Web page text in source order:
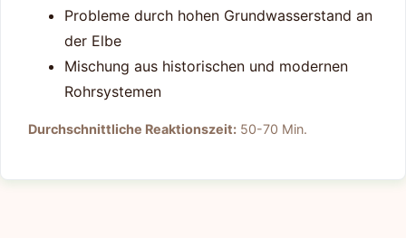
Probleme durch hohen Grundwasserstand an
der Elbe
Mischung aus historischen und modernen
Rohrsystemen
Durchschnittliche Reaktionszeit: 50-70 Min.